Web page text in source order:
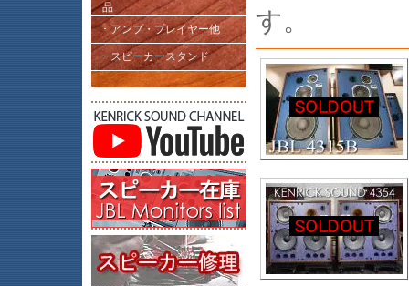
品
･ アンプ・プレイヤー他
･ スピーカースタンド
す。